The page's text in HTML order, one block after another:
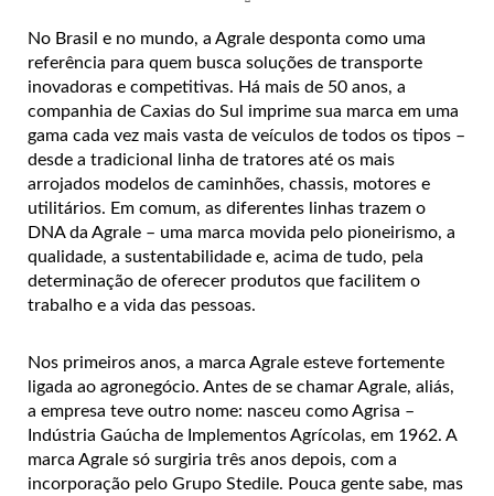
No Brasil e no mundo, a Agrale desponta como uma
referência para quem busca soluções de transporte
inovadoras e competitivas. Há mais de 50 anos, a
companhia de Caxias do Sul imprime sua marca em uma
gama cada vez mais vasta de veículos de todos os tipos –
desde a tradicional linha de tratores até os mais
arrojados modelos de caminhões, chassis, motores e
utilitários. Em comum, as diferentes linhas trazem o
DNA da Agrale – uma marca movida pelo pioneirismo, a
qualidade, a sustentabilidade e, acima de tudo, pela
determinação de oferecer produtos que facilitem o
trabalho e a vida das pessoas.
Nos primeiros anos, a marca Agrale esteve fortemente
ligada ao agronegócio. Antes de se chamar Agrale, aliás,
a empresa teve outro nome: nasceu como Agrisa –
Indústria Gaúcha de Implementos Agrícolas, em 1962. A
marca Agrale só surgiria três anos depois, com a
incorporação pelo Grupo Stedile. Pouca gente sabe, mas